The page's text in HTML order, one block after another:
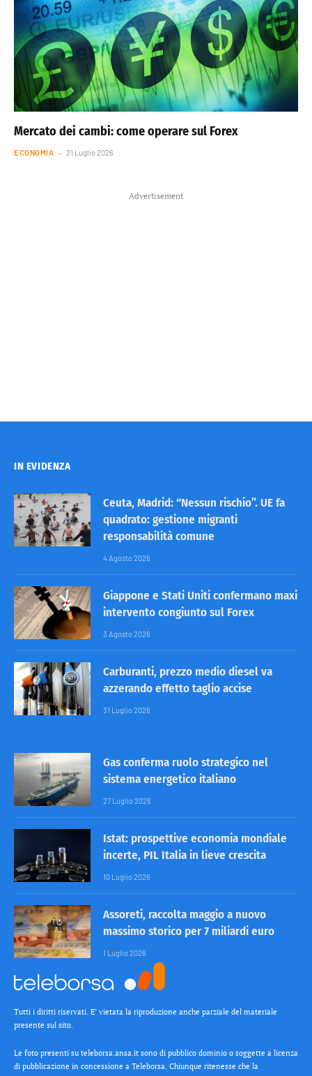
Mercato dei cambi: come operare sul Forex
ECONOMIA 21 Luglio 2026
Advertisement
IN EVIDENZA
Ceuta, Madrid: “Nessun rischio”. UE fa
quadrato: gestione migranti
responsabilità comune
4 Agosto 2026
Giappone e Stati Uniti confermano maxi
intervento congiunto sul Forex
3 Agosto 2026
Carburanti, prezzo medio diesel va
azzerando effetto taglio accise
31 Luglio 2026
Gas conferma ruolo strategico nel
sistema energetico italiano
27 Luglio 2026
Istat: prospettive economia mondiale
incerte, PIL Italia in lieve crescita
10 Luglio 2026
Assoreti, raccolta maggio a nuovo
massimo storico per 7 miliardi euro
1 Luglio 2026
Tutti i diritti riservati. E’ vietata la riproduzione anche parziale del materiale
presente sul sito.
Le foto presenti su teleborsa.ansa.it sono di pubblico dominio o soggette a licenza
di pubblicazione in concessione a Teleborsa. Chiunque ritenesse che la